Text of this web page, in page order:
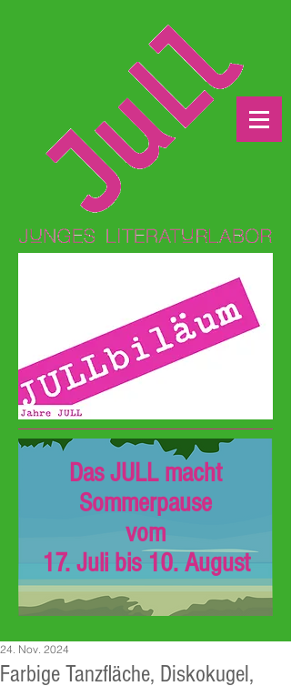
Das JULL macht
Sommerpause
vom
17. Juli bis 10. August
Farbige Tanzfläche, Diskokugel,
24. Nov. 2024